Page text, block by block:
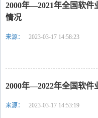
2000年—2021年全国软件
情况
来源： 2023-03-17 14:58:23
2000年—2022年全国软件
来源： 2023-03-17 14:53:19